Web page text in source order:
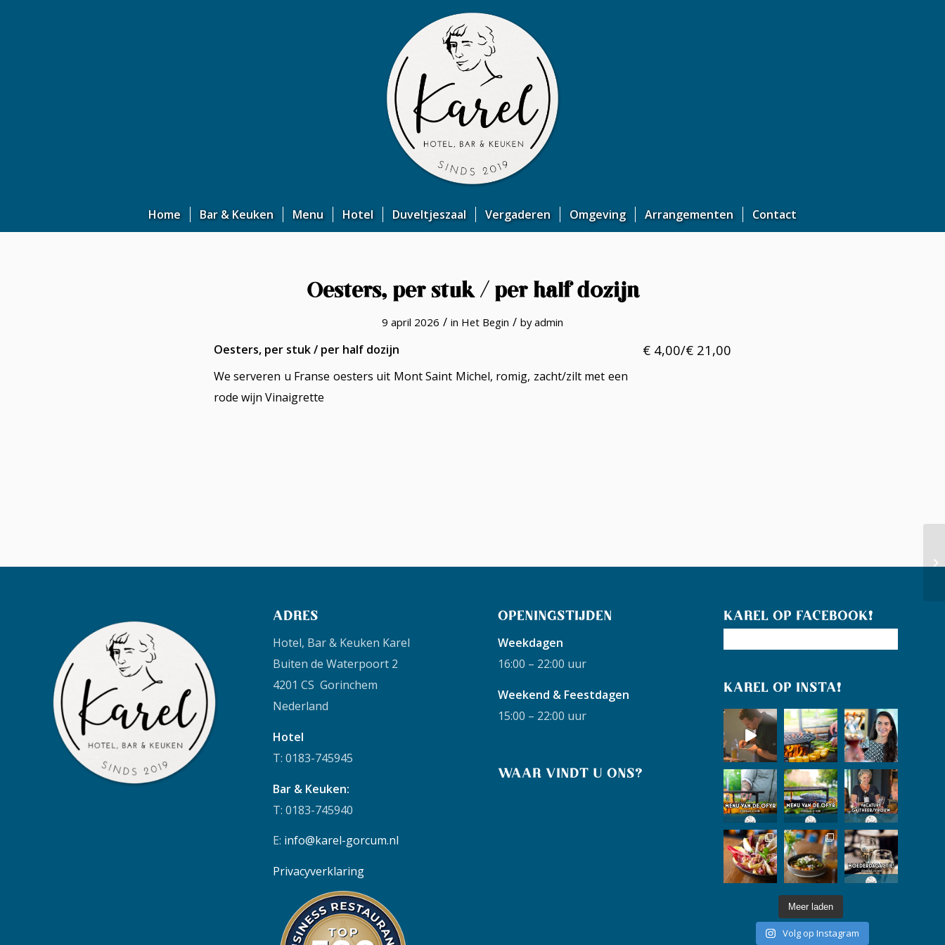
Home Bar & Keuken Menu Hotel Duveltjeszaal Vergaderen Omgeving Arrangementen Contact
Oesters, per stuk / per half dozijn
9 april 2026 / in Het Begin / byadmin
Oesters, per stuk / per half dozijn € 4,00/€ 21,00
We serveren u Franse oesters uit Mont Saint Michel, romig, zacht/zilt met een
rode wijn Vinaigrette
ADRES
Hotel, Bar & Keuken Karel
Buiten de Waterpoort 2
4201 CS Gorinchem
Nederland
Hotel
T: 0183-745945
Bar & Keuken:
T: 0183-745940
E: info@karel-gorcum.nl
Privacyverklaring
OPENINGSTIJDEN
Weekdagen
16:00 – 22:00 uur
Weekend & Feestdagen
15:00 – 22:00 uur
WAAR VINDT U ONS?
KAREL OP FACEBOOK!
KAREL OP INSTA!
Meer laden
Volg op Instagram